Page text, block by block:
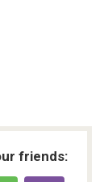
friends: